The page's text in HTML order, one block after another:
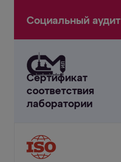
Социальный аудит
Сертификат
соответствия
лаборатории